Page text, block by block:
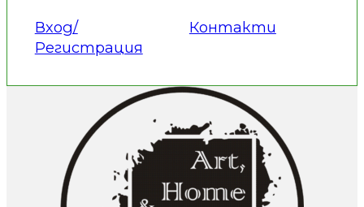
Вход/
Регистрация
Контакти